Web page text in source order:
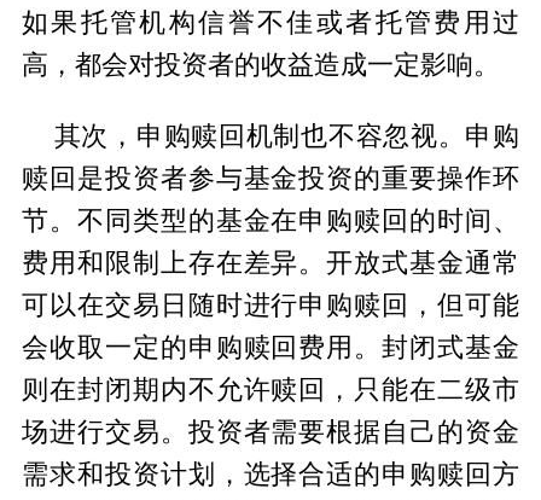
如果托管机构信誉不佳或者托管费用过
高，都会对投资者的收益造成一定影响。
其次，申购赎回机制也不容忽视。申购
赎回是投资者参与基金投资的重要操作环
节。不同类型的基金在申购赎回的时间、
费用和限制上存在差异。开放式基金通常
可以在交易日随时进行申购赎回，但可能
会收取一定的申购赎回费用。封闭式基金
则在封闭期内不允许赎回，只能在二级市
场进行交易。投资者需要根据自己的资金
需求和投资计划，选择合适的申购赎回方